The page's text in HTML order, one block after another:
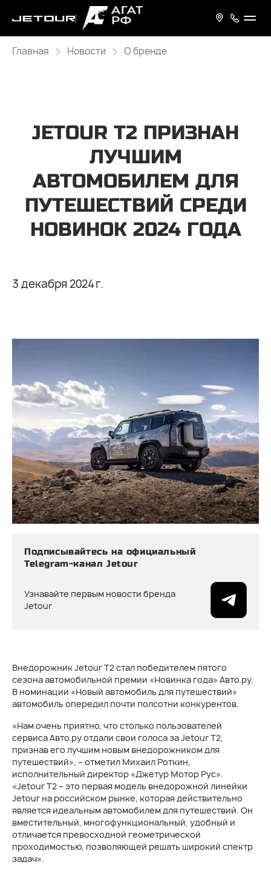
Главная Новости О бренде
JETOUR T2 ПРИЗНАН
ЛУЧШИМ
АВТОМОБИЛЕМ ДЛЯ
ПУТЕШЕСТВИЙ СРЕДИ
НОВИНОК 2024 ГОДА
3 декабря 2024 г.
Подписывайтесь на официальный
Telegram-канал Jetour
Узнавайте первым новости бренда
Jetour
Внедорожник Jetour T2 стал победителем пятого
сезона автомобильной премии «Новинка года» Авто.ру.
В номинации «Новый автомобиль для путешествий»
автомобиль опередил почти полсотни конкурентов.
«Нам очень приятно, что столько пользователей
сервиса Авто.ру отдали свои голоса за Jetour Т2,
признав его лучшим новым внедорожником для
путешествий», – отметил Михаил Роткин,
исполнительный директор «Джетур Мотор Рус».
«Jetour T2 – это первая модель внедорожной линейки
Jetour на российском рынке, которая действительно
является идеальным автомобилем для путешествий. Он
вместительный, многофункциональный, удобный и
отличается превосходной геометрической
проходимостью, позволяющей решать широкий спектр
задач».